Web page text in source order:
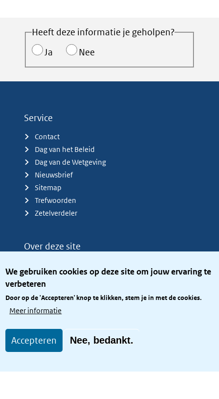
We gebruiken cookies op deze site om jouw ervaring te
verbeteren
Door op de 'Accepteren' knop te klikken, stem je in met de cookies.
Meer informatie
Accepteren Nee, bedankt.
Heeft deze informatie je geholpen?
Ja
Nee
Service
Contact
Dag van het Beleid
Dag van de Wetgeving
Nieuwsbrief
Sitemap
Trefwoorden
Zetelverdeler
Over deze site
Privacy
Toegang site openbaar
Toegankelijkheid